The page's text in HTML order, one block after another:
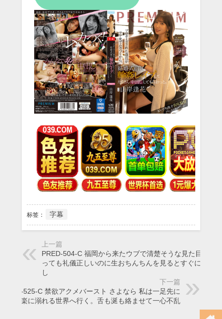
标签： 字幕
上一篇
PRED-504-C 福岡から来たウブで清楚そうな見た目でと
っても礼儀正しいのに生おちんちんを見るとすぐに発情
し
下一篇
PRED-525-C 禁欲アクメバースト さよなら 私は一足先に
快楽に溺れる世界へ行く。舌も涎も絡ませて一心不乱